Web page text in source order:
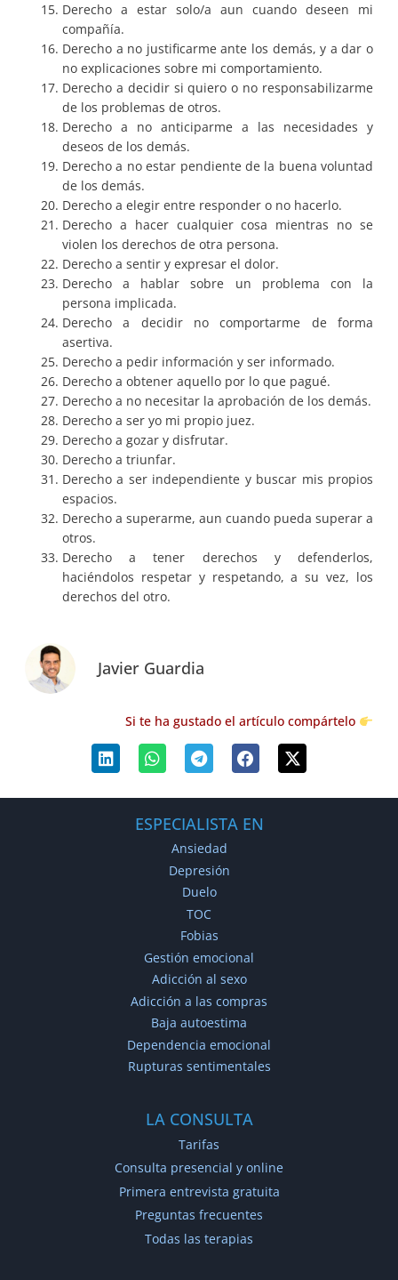
Derecho a estar solo/a aun cuando deseen mi
compañía.
Derecho a no justificarme ante los demás, y a dar o
no explicaciones sobre mi comportamiento.
Derecho a decidir si quiero o no responsabilizarme
de los problemas de otros.
Derecho a no anticiparme a las necesidades y
deseos de los demás.
Derecho a no estar pendiente de la buena voluntad
de los demás.
Derecho a elegir entre responder o no hacerlo.
Derecho a hacer cualquier cosa mientras no se
violen los derechos de otra persona.
Derecho a sentir y expresar el dolor.
Derecho a hablar sobre un problema con la
persona implicada.
Derecho a decidir no comportarme de forma
asertiva.
Derecho a pedir información y ser informado.
Derecho a obtener aquello por lo que pagué.
Derecho a no necesitar la aprobación de los demás.
Derecho a ser yo mi propio juez.
Derecho a gozar y disfrutar.
Derecho a triunfar.
Derecho a ser independiente y buscar mis propios
espacios.
Derecho a superarme, aun cuando pueda superar a
otros.
Derecho a tener derechos y defenderlos,
haciéndolos respetar y respetando, a su vez, los
derechos del otro.
Javier Guardia
Si te ha gustado el artículo compártelo
ESPECIALISTA EN
Ansiedad
Depresión
Duelo
TOC
Fobias
Gestión emocional
Adicción al sexo
Adicción a las compras
Baja autoestima
Dependencia emocional
Rupturas sentimentales
LA CONSULTA
Tarifas
Consulta presencial y online
Primera entrevista gratuita
Preguntas frecuentes
Todas las terapias